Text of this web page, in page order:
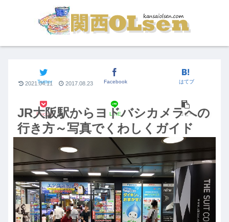
JR大阪駅からヨドバシカメラへの
行き方～写真でくわしくガイド
Twitter Facebook はてブ
Pocket LINE コピー
2021.04.11 2017.08.23